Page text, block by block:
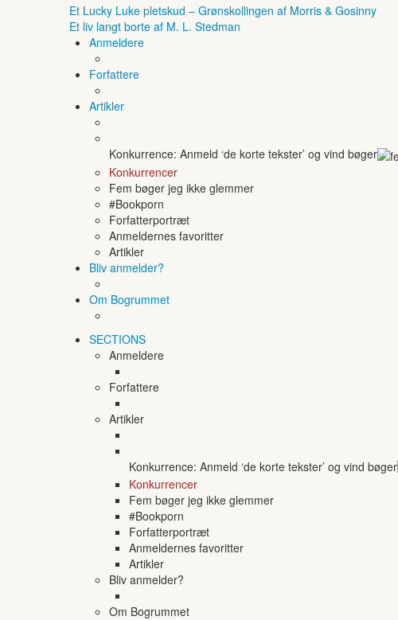
Et Lucky Luke pletskud – Grønskollingen af Morris & Gosinny
Et liv langt borte af M. L. Stedman
Anmeldere
Forfattere
Artikler
Konkurrence: Anmeld ‘de korte tekster’ og vind bøger
Konkurrencer
Fem bøger jeg ikke glemmer
#Bookporn
Forfatterportræt
Anmeldernes favoritter
Artikler
Bliv anmelder?
Om Bogrummet
SECTIONS
Anmeldere
Forfattere
Artikler
Konkurrence: Anmeld ‘de korte tekster’ og vind bøger
Konkurrencer
Fem bøger jeg ikke glemmer
#Bookporn
Forfatterportræt
Anmeldernes favoritter
Artikler
Bliv anmelder?
Om Bogrummet